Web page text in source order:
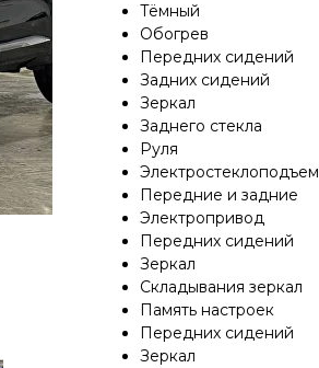
Тёмный
Обогрев
Передних сидений
Задних сидений
Зеркал
Заднего стекла
Руля
Передние и задние
Электропривод
Передних сидений
Зеркал
Складывания зеркал
Память настроек
Передних сидений
Зеркал